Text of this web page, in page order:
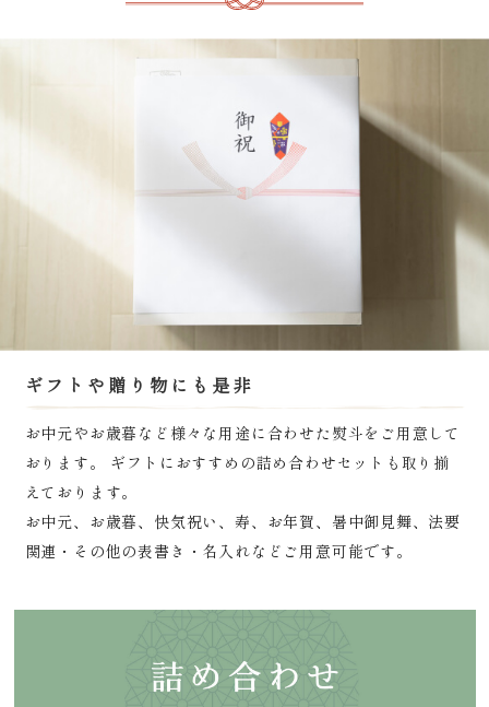
ギフトや贈り物にも是非
お中元やお歳暮など様々な用途に合わせた熨斗をご用意して
おります。 ギフトにおすすめの詰め合わせセットも取り揃
えております。
お中元、お歳暮、快気祝い、寿、お年賀、暑中御見舞、法要
関連・その他の表書き・名入れなどご用意可能です。